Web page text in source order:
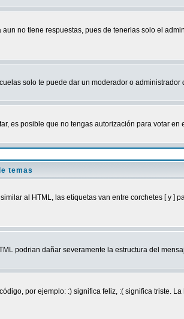
no tiene respuestas, pues de tenerlas solo el
solo te puede dar un moderador o administrador
es posible que no tengas autorización para votar en
temas
al HTML, las etiquetas van entre corchetes [ y ]
podrian dañar severamente la estructura del
por ejemplo: :) significa feliz, :( significa triste.